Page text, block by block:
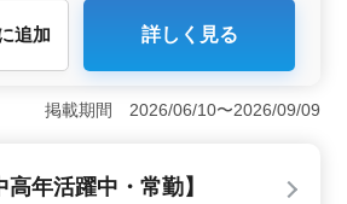
県三田市南が丘にある歯科医院で
活躍できる環境を整えています。完
勤可能な点は、仕事とプライベート
を確保できます。 ＜仕事内容
追加 詳しく見る
掲載期間 2026/06/10〜2026/09/09
年活躍中・常勤】